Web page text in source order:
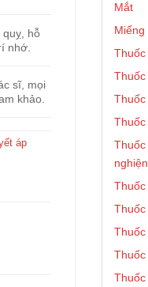
Mắt
Miếng
Thuốc
Thuốc
nghiện
Thuốc
Thuốc
Thuốc
Thuốc
quỵ, hỗ
nhớ.
sĩ, mọi
khảo.
áp